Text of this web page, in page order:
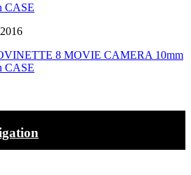
CASE